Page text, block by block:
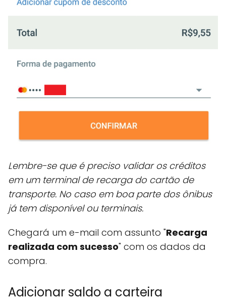
Lembre-se que é preciso validar os créditos
em um terminal de recarga do cartão de
transporte. No caso em boa parte dos ônibus
já tem disponível ou terminais.
Chegará um e-mail com assunto "Recarga
realizada com sucesso" com os dados da
compra.
Adicionar saldo a carteira